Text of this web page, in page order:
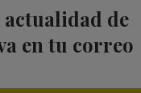
actualidad de
en tu correo